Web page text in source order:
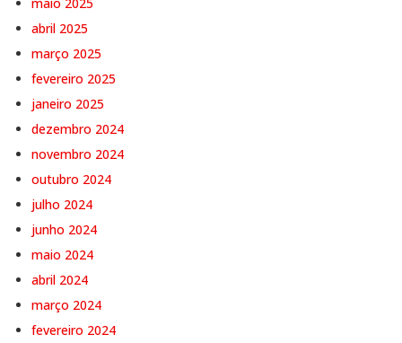
abril 2025
março 2025
fevereiro 2025
janeiro 2025
dezembro 2024
novembro 2024
outubro 2024
julho 2024
junho 2024
maio 2024
abril 2024
março 2024
fevereiro 2024